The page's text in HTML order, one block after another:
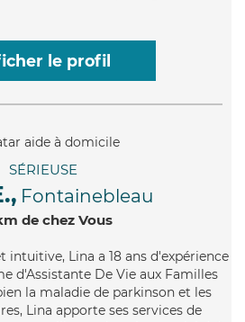
le profil
SÉRIEUSE
Fontainebleau
de chez Vous
intuitive, Lina a 18 ans d'expérience
d'Assistante De Vie aux Familles
la maladie de parkinson et les
Lina apporte ses services de